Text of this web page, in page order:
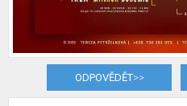
ODPOVĚDĚT>>